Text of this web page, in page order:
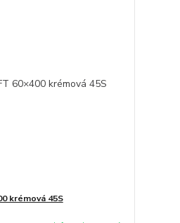
krémová 45S